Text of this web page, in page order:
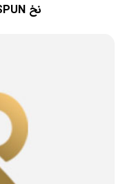
نخ SPUN از شرکت BEST چین